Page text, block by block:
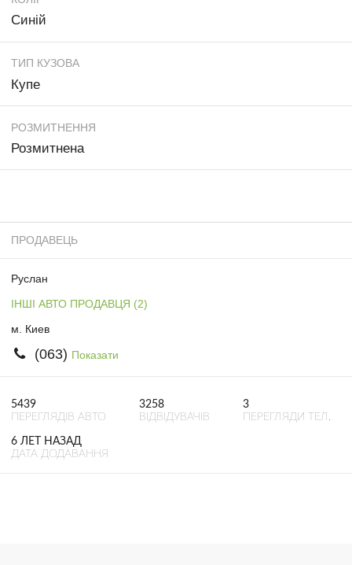
Синій
ТИП КУЗОВА
Купе
РОЗМИТНЕННЯ
Розмитнена
ПРОДАВЕЦЬ
Руслан
ІНШІ АВТО ПРОДАВЦЯ (2)
м. Киев
(063) Показати
5439
ПЕРЕГЛЯДІВ АВТО
3258
ВІДВІДУВАЧІВ
3
ПЕРЕГЛЯДИ ТЕЛ.
6 ЛЕТ НАЗАД
ДАТА ДОДАВАННЯ